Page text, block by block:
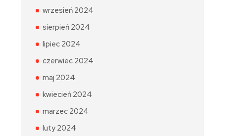
wrzesień 2024
sierpień 2024
lipiec 2024
czerwiec 2024
maj 2024
kwiecień 2024
marzec 2024
luty 2024